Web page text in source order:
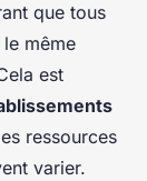
que tous
même
est
ressources
varier.